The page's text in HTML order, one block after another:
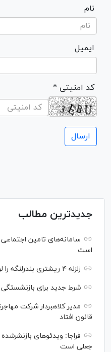
نام
ایمیل
* کد امنیتی
جدیدترین مطالب
سامانه‌های تامین
است
زلزله ۴ ریشتری بندرلنگه را لرزاند
شرط جدید برای
قانون افتاد
فراجا: ویدئو‌های
جعلی است